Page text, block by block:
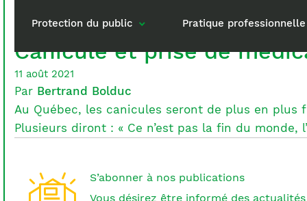
Protection du public
Vos questions
Pratique professionnelle
Retour à la pratique
Exercice en société
Canicule et prise de
11 août 2021
Par Bertrand Bolduc
Au Québec, les canicules seront de plus en plus
Plusieurs diront : « Ce n’est pas la fin du
S’abonner à nos publications
Vous désirez être informé des actualités